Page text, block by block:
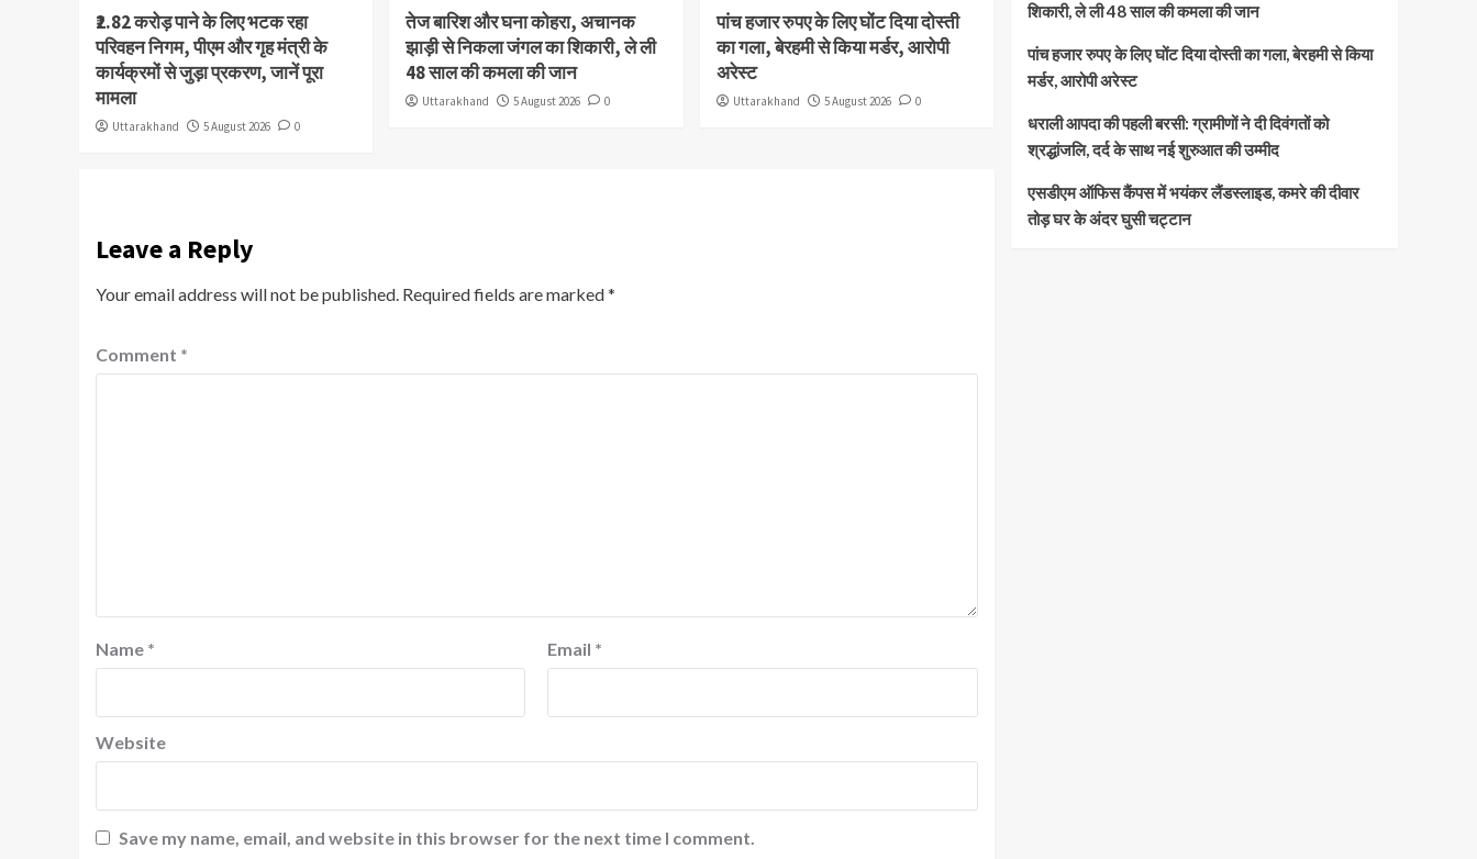
₹2.82 करोड़ पाने के लिए भटक रहा
परिवहन निगम, पीएम और गृह मंत्री के
कार्यक्रमों से जुड़ा प्रकरण, जानें पूरा
मामला
Uttarakhand 5 August 2026 0
तेज बारिश और घना कोहरा, अचानक
झाड़ी से निकला जंगल का शिकारी, ले ली
48 साल की कमला की जान
Uttarakhand 5 August 2026 0
पांच हजार रुपए के लिए घोंट दिया दोस्ती
का गला, बेरहमी से किया मर्डर, आरोपी
अरेस्ट
Uttarakhand 5 August 2026 0
Leave a Reply
Your email address will not be published. Required fields are marked*
Comment *
Name * Email *
Website
Save my name, email, and website in this browser for the next time I comment.
शिकारी, ले ली 48 साल की कमला की जान
पांच हजार रुपए के लिए घोंट दिया दोस्ती का गला, बेरहमी से किया
मर्डर, आरोपी अरेस्ट
धराली आपदा की पहली बरसी: ग्रामीणों ने दी दिवंगतों को
श्रद्धांजलि, दर्द के साथ नई शुरुआत की उम्मीद
एसडीएम ऑफिस कैंपस में भयंकर लैंडस्लाइड, कमरे की दीवार
तोड़ घर के अंदर घुसी चट्टान